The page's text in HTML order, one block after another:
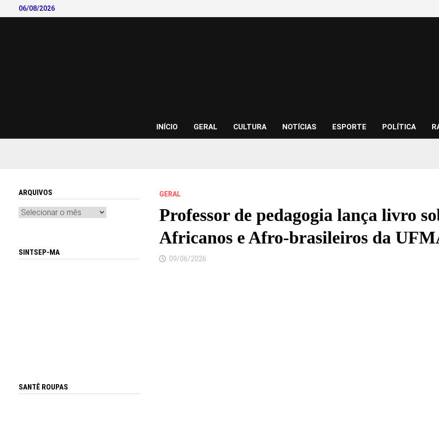
to
06/08/2026
INÍCIO GERAL CULTURA NOTÍCIAS ESPORTE POLÍTICA
GERAL
Professor de pedagogia lança livro
Africanos e Afro-brasileiros da
09/06/2026
ARQUIVOS
Arquivos
SINTSEP-MA
SANTÊ ROUPAS